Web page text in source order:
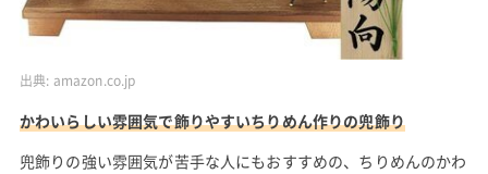
出典: amazon.co.jp
かわいらしい雰囲気で飾りやすいちりめん作りの兜飾り
兜飾りの強い雰囲気が苦手な人にもおすすめの、ちりめんのかわ